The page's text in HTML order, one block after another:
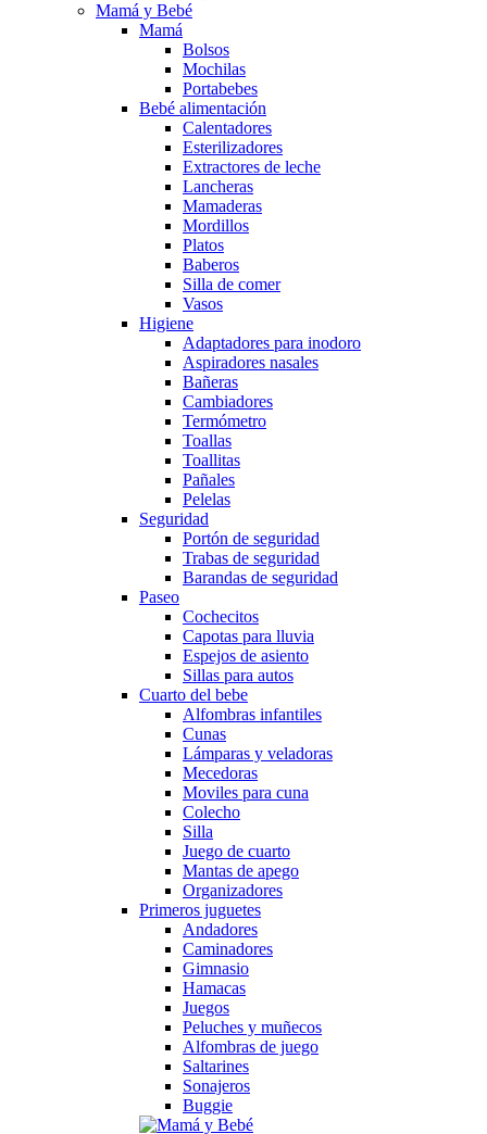
Mamá y Bebé
Mamá
Bolsos
Mochilas
Portabebes
Bebé alimentación
Calentadores
Esterilizadores
Extractores de leche
Lancheras
Mamaderas
Mordillos
Platos
Baberos
Silla de comer
Vasos
Higiene
Adaptadores para inodoro
Aspiradores nasales
Bañeras
Cambiadores
Termómetro
Toallas
Toallitas
Pañales
Pelelas
Seguridad
Portón de seguridad
Trabas de seguridad
Barandas de seguridad
Paseo
Cochecitos
Capotas para lluvia
Espejos de asiento
Sillas para autos
Cuarto del bebe
Alfombras infantiles
Cunas
Lámparas y veladoras
Mecedoras
Moviles para cuna
Colecho
Silla
Juego de cuarto
Mantas de apego
Organizadores
Primeros juguetes
Andadores
Caminadores
Gimnasio
Hamacas
Juegos
Peluches y muñecos
Alfombras de juego
Saltarines
Sonajeros
Buggie